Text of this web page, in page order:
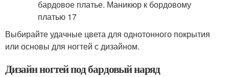
Выбирайте удачные цвета для однотонного покрытия
или основы для ногтей с дизайном.
Дизайн ногтей под бардовый наряд